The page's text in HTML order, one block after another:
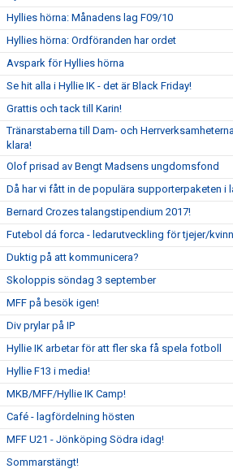
Hyllies hörna: Månadens lag F09/10
Hyllies hörna: Ordföranden har ordet
Avspark för Hyllies hörna
Se hit alla i Hyllie IK - det är Black Friday!
Grattis och tack till Karin!
Tränarstaberna till Dam- och
klara!
Olof prisad av Bengt Madsens ungdomsfond
Då har vi fått in de populära supporterpaketen i
Bernard Crozes talangstipendium 2017!
Futebol dá forca - ledarutveckling för tjejer/
Duktig på att kommunicera?
Skoloppis söndag 3 september
MFF på besök igen!
Div prylar på IP
Hyllie IK arbetar för att fler ska få spela fotboll
Hyllie F13 i media!
MKB/MFF/Hyllie IK Camp!
Café - lagfördelning hösten
MFF U21 - Jönköping Södra idag!
Sommarstängt!